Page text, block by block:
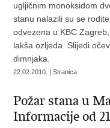
ugljičnim monoksidom
stanu nalazili su se
odvezena u KBC
lakša ozljeda. Slijedi
dimnjaka.
22.02.2010. | Stranica
Požar stana u
Informacije od